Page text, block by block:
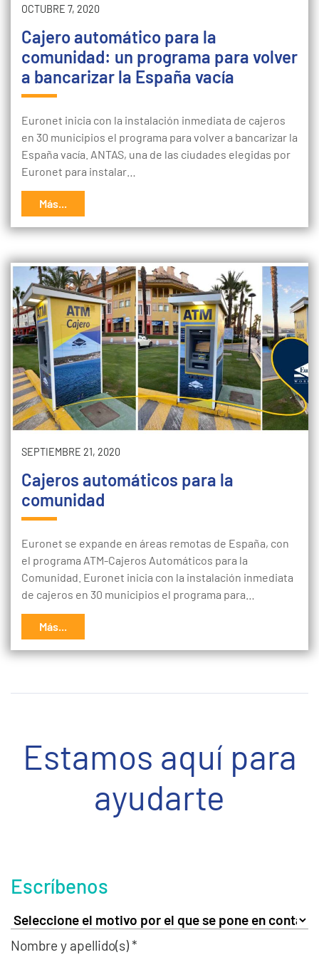
OCTUBRE 7, 2020
Cajero automático para la
comunidad: un programa para volver
a bancarizar la España vacía
Euronet inicia con la instalación inmediata de cajeros
en 30 municipios el programa para volver a bancarizar la
España vacía. ANTAS, una de las ciudades elegidas por
Euronet para instalar…
Más...
SEPTIEMBRE 21, 2020
Cajeros automáticos para la
comunidad
Euronet se expande en áreas remotas de España, con
el programa ATM-Cajeros Automáticos para la
Comunidad. Euronet inicia con la instalación inmediata
de cajeros en 30 municipios el programa para…
Más...
Estamos aquí para
ayudarte
Escríbenos
Nombre y apellido(s) *